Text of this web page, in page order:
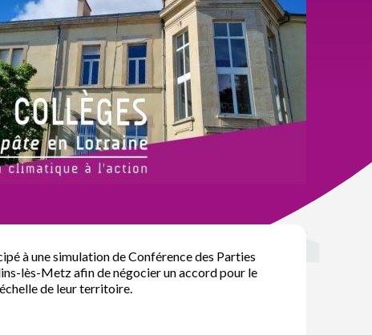
à une simulation de Conférence des Parties
lès-Metz afin de négocier un accord pour le
de leur territoire.